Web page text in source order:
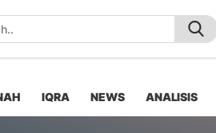
IQRA NEWS ANALISIS